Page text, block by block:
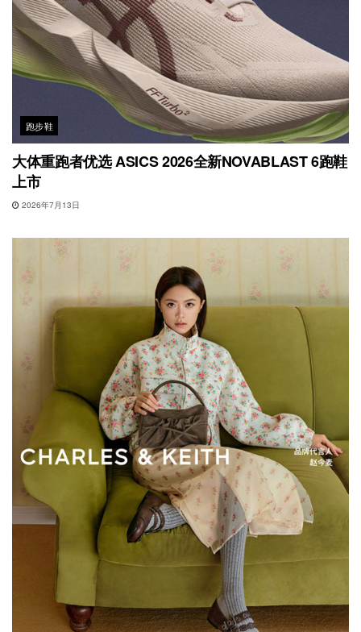
跑步鞋
大体重跑者优选 ASICS 2026全新NOVABLAST 6跑鞋
上市
2026年7月13日